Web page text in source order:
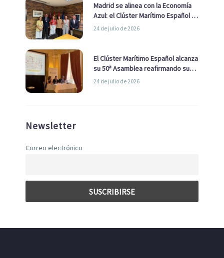
Madrid se alinea con la Economía
Azul: el Clúster Marítimo Español y
la Real Liga Naval avanzan alianzas
24 de julio de 2026
El Clúster Marítimo Español alcanza
su 50ª Asamblea reafirmando su
liderazgo en la Economía Azul
24 de julio de 2026
Newsletter
Correo electrónico